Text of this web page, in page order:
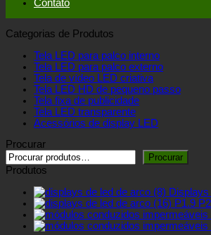
Contato
Categorias de Produtos
Tela LED para palco interno
Tela LED para palco externo
Tela de vídeo LED criativa
Tela LED HD de pequeno passo
Tela fixa de publicidade
Tela LED transparente
Acessórios de display LED
Procurar
Procurar
Produtos
P1.9